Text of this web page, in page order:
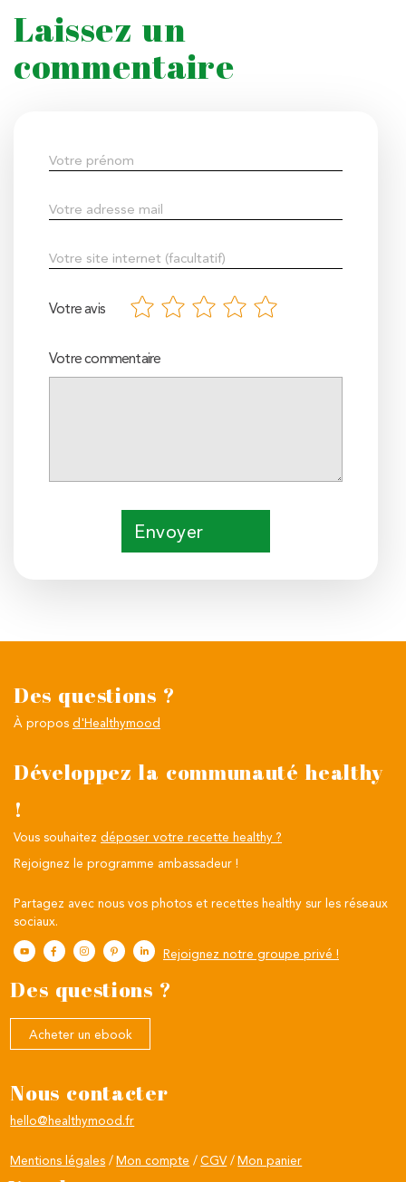
Laissez un
commentaire
Votre avis
Votre commentaire
Envoyer
Des questions ?
À propos d'Healthymood
Développez la communauté healthy
!
Vous souhaitez déposer votre recette healthy ?
Rejoignez le programme ambassadeur !
Partagez avec nous vos photos et recettes healthy sur les réseaux
sociaux.
Rejoignez notre groupe privé !
Des questions ?
Acheter un ebook
Nous contacter
hello@healthymood.fr
Mentions légales Mon compte CGV Mon panier